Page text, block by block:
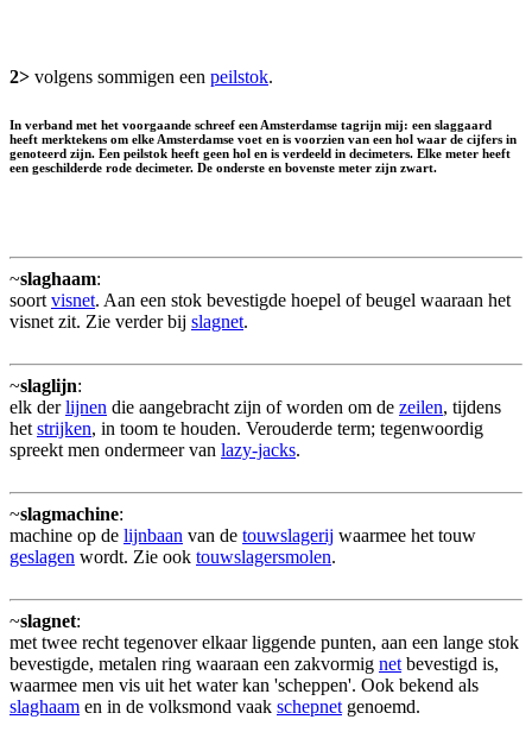
2> volgens sommigen een peilstok.
In verband met het voorgaande schreef een Amsterdamse tagrijn mij: een slaggaard
heeft merktekens om elke Amsterdamse voet en is voorzien van een hol waar de cijfers in
genoteerd zijn. Een peilstok heeft geen hol en is verdeeld in decimeters. Elke meter heeft
een geschilderde rode decimeter. De onderste en bovenste meter zijn zwart.
~slaghaam:
soort visnet. Aan een stok bevestigde hoepel of beugel waaraan het
visnet zit. Zie verder bij slagnet.
~slaglijn:
elk derlijnen die aangebracht zijn of worden om de zeilen, tijdens
het strijken, in toom te houden. Verouderde term; tegenwoordig
spreekt men ondermeer van lazy-jacks.
~slagmachine:
machine op de lijnbaan van de touwslagerij waarmee het touw
geslagen wordt. Zie ook touwslagersmolen.
~slagnet:
met twee recht tegenover elkaar liggende punten, aan een lange stok
bevestigde, metalen ring waaraan een zakvormig net bevestigd is,
waarmee men vis uit het water kan 'scheppen'. Ook bekend als
slaghaam en in de volksmond vaak schepnet genoemd.